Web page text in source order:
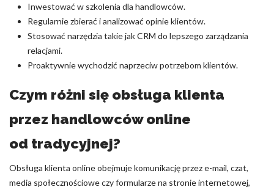
Inwestować w szkolenia dla handlowców.
Regularnie zbierać i analizować opinie klientów.
Stosować narzędzia takie jak CRM do lepszego zarządzania
relacjami.
Proaktywnie wychodzić naprzeciw potrzebom klientów.
Czym różni się obsługa klienta
przez handlowców online
od tradycyjnej?
Obsługa klienta online obejmuje komunikację przez e-mail, czat,
media społecznościowe czy formularze na stronie internetowej,